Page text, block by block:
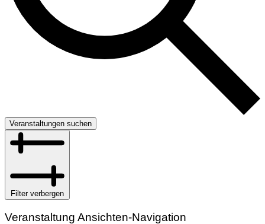
Veranstaltungen suchen
Filter verbergen
Veranstaltung Ansichten-Navigation